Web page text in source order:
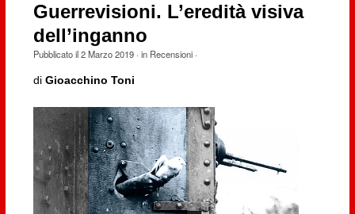
Guerrevisioni. L’eredità visiva
dell’inganno
Pubblicato il2 Marzo 2019· in Recensioni·
di Gioacchino Toni